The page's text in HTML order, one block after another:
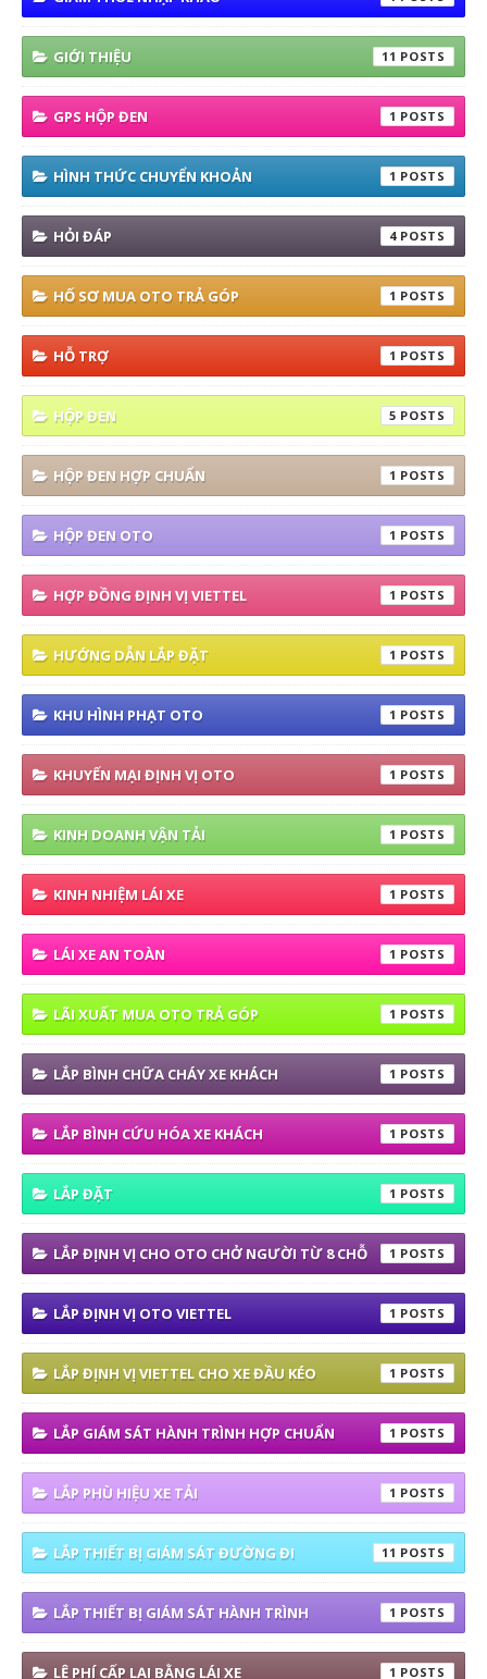
GIỚI THIỆU 11
GPS HỘP ĐEN 1
HÌNH THỨC CHUYỂN KHOẢN 1
HỎI ĐÁP 4
HỐ SƠ MUA OTO TRẢ GÓP 1
HỖ TRỢ 1
HỘP ĐEN 5
HỘP ĐEN HỢP CHUẨN 1
HỘP ĐEN OTO 1
HỢP ĐỒNG ĐỊNH VỊ VIETTEL 1
HƯỚNG DẪN LẮP ĐẶT 1
KHU HÌNH PHẠT OTO 1
KHUYẾN MẠI ĐỊNH VỊ OTO 1
KINH DOANH VẬN TẢI 1
KINH NHIỆM LÁI XE 1
LÁI XE AN TOÀN 1
LÃI XUẤT MUA OTO TRẢ GÓP 1
LẮP BÌNH CHỮA CHÁY XE KHÁCH 1
LẮP BÌNH CỨU HÓA XE KHÁCH 1
LẮP ĐẶT 1
LẮP ĐỊNH VỊ CHO OTO CHỞ NGƯỜI TỪ 8 CHỖ 1
LẮP ĐỊNH VỊ OTO VIETTEL 1
LẮP ĐỊNH VỊ VIETTEL CHO XE ĐẦU KÉO 1
LẮP GIÁM SÁT HÀNH TRÌNH HỢP CHUẨN 1
LẮP PHÙ HIỆU XE TẢI 1
LẮP THIẾT BỊ GIÁM SÁT ĐƯỜNG ĐI 11
LẮP THIẾT BỊ GIÁM SÁT HÀNH TRÌNH 1
LỆ PHÍ CẤP LẠI BẰNG LÁI XE 1